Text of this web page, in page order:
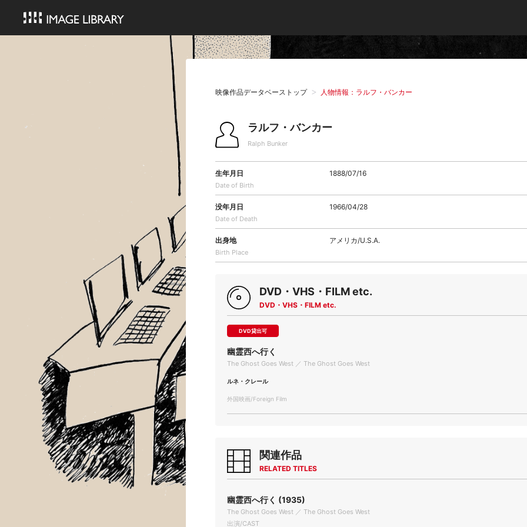
映像作品データベーストップ 人物情報：ラルフ・バンカー
ラルフ・バンカー
Ralph Bunker
生年月日
Date of Birth
1888/07/16
没年月日
Date of Death
1966/04/28
出身地
Birth Place
アメリカ/U.S.A.
DVD・VHS・FILM etc.
DVD・VHS・FILM etc.
DVD貸出可
幽霊西へ行く
The Ghost Goes West ／ The Ghost Goes West
ルネ・クレール
外国映画/Foreign Film
関連作品
RELATED TITLES
幽霊西へ行く (1935)
The Ghost Goes West ／ The Ghost Goes West
出演/CAST